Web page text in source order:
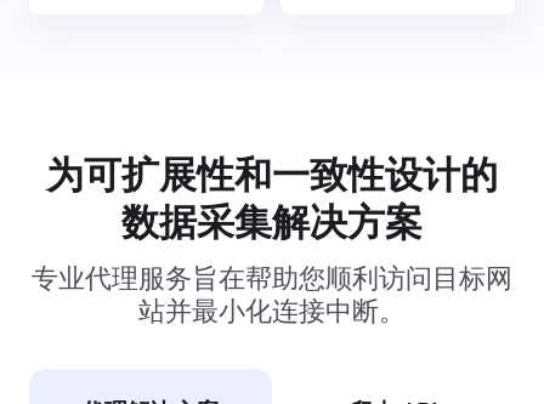
为可扩展性和一致性设计的
数据采集解决方案
专业代理服务旨在帮助您顺利访问目标网
站并最小化连接中断。